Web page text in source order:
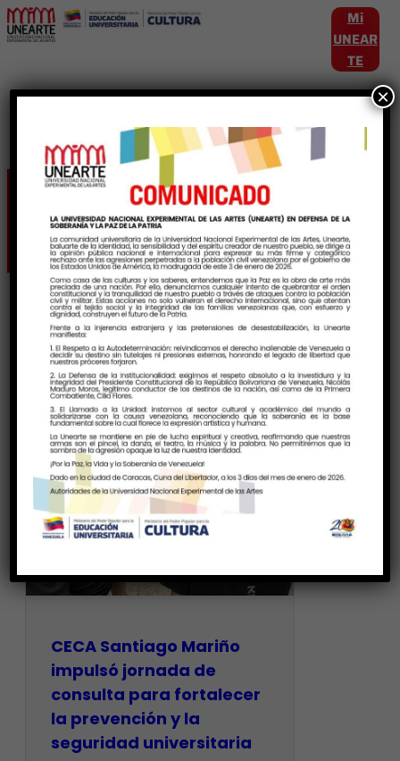
Mi
UNEAR
TE
Etiqueta:Cultura
CECA Santiago Mariño
impulsó jornada de
consulta para fortalecer
la prevención y la
seguridad universitaria
×